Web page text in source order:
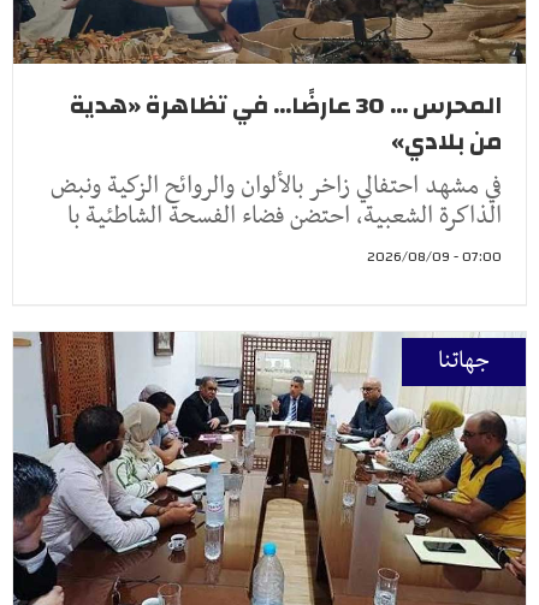
المحرس ... 30 عارضًا... في تظاهرة «هدية
من بلادي»
في مشهد احتفالي زاخر بالألوان والروائح الزكية ونبض
الذاكرة الشعبية، احتضن فضاء الفسحة الشاطئية با
07:00 - 2026/08/09
جهاتنا